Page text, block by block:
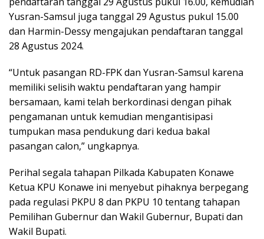
Yusran-Samsul juga tanggal 29 Agustus pukul 15.00
dan Harmin-Dessy mengajukan pendaftaran tanggal
28 Agustus 2024.
“Untuk pasangan RD-FPK dan Yusran-Samsul karena
memiliki selisih waktu pendaftaran yang hampir
bersamaan, kami telah berkordinasi dengan pihak
pengamanan untuk kemudian mengantisipasi
tumpukan masa pendukung dari kedua bakal
pasangan calon,” ungkapnya.
Perihal segala tahapan Pilkada Kabupaten Konawe
Ketua KPU Konawe ini menyebut pihaknya berpegang
pada regulasi PKPU 8 dan PKPU 10 tentang tahapan
Pemilihan Gubernur dan Wakil Gubernur, Bupati dan
Wakil Bupati.